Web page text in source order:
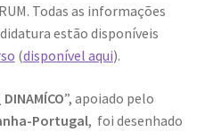
Todas as informações
estão disponíveis
(disponível aqui).
DINAMÍCO”, apoiado pelo
Portugal, foi desenhado